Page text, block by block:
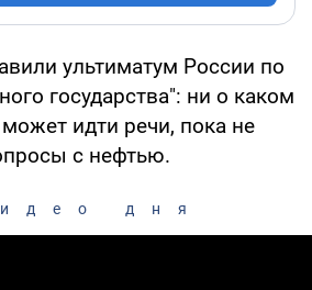
ультиматум России по
государства": ни о каком
идти речи, пока не
с нефтью.
дня